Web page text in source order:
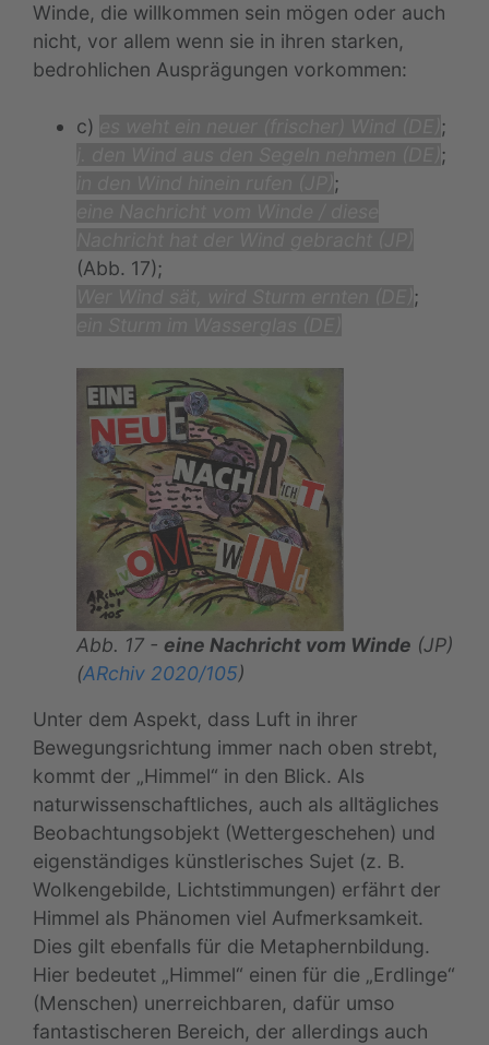
Winde, die willkommen sein mögen oder auch
nicht, vor allem wenn sie in ihren starken,
bedrohlichen Ausprägungen vorkommen:
c)
;
;
;
(Abb. 17);
;
Abb. 17 - eine Nachricht vom Winde (JP)
(ARchiv 2020/105)
Unter dem Aspekt, dass Luft in ihrer
Bewegungsrichtung immer nach oben strebt,
kommt der „Himmel“ in den Blick. Als
naturwissenschaftliches, auch als alltägliches
Beobachtungsobjekt (Wettergeschehen) und
eigenständiges künstlerisches Sujet (z. B.
Wolkengebilde, Lichtstimmungen) erfährt der
Himmel als Phänomen viel Aufmerksamkeit.
Dies gilt ebenfalls für die Metaphernbildung.
Hier bedeutet „Himmel“ einen für die „Erdlinge“
(Menschen) unerreichbaren, dafür umso
fantastischeren Bereich, der allerdings auch